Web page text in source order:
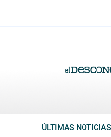
ÚLTIMAS NOTICIAS